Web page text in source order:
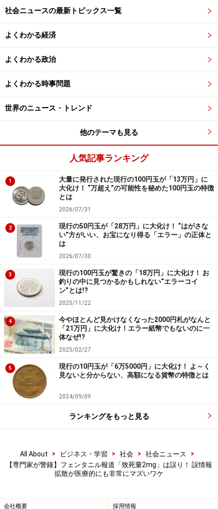
では、「致死量が2mg」というのは、どういう使い方を
ま、数字だけを取り上げても意味がありません。
という情報をどこから入手したかは定かではありません
が、そのソースは、アメリカの麻薬取締局（United
States Drug Enforcement Administration: DEA）がネット
上に公開している ”Facts About Fentanyl”という記事と
当該記事には次のような記述があります。
Two milligrams of fentanyl can be lethal
depending on a person’s body size, tolerance and
past usage. DEA analysis has found counterfeit
pills ranging from .02 to 5.1 milligrams (more than
twice the lethal dose) of fentanyl per tablet.
42% of pills tested for fentanyl contained at
least 2 mg of fentanyl, considered a potentially
lethal dose.
訳：2mgのフェンタニルは、体格、耐性、過去の使用歴
などに応じて致死量となる可能性があります。DEAの分
析では、偽造錠剤には1錠あたり0.02～5.1mg（致死量の
2倍以上）のフェンタニルが含まれていたとのことで
す。フェンタニル検査を受けた錠剤の42％に、潜在的に
致死量と考えられる2mg以上のフェンタニルが含まれて
つまり、ここで想定されている「致死量」は、錠剤を経
口摂取した場合の話です。
社会ニュースの最新トピックス一覧
よくわかる経済
よくわかる政治
よくわかる時事問題
世界のニュース・トレンド
他のテーマも見る
人気記事ランキング
1
大量に発行された現行の100円玉が「13万円」に
大化け！ “万超え”の可能性を秘めた100円玉の特徴
とは
2026/07/31
2
現行の50円玉が「28万円」に大化け！ “はがさな
い”方がいい、お宝になり得る「エラー」の正体と
は
2026/07/30
3
現行の100円玉が驚きの「18万円」に大化け！ お
釣りの中に見つかるかもしれない“エラーコイ
ン”とは!?
2025/11/22
4
今やほとんど見かけなくなった2000円札がなんと
「21万円」に大化け！エラー紙幣でもないのに一
体なぜ!?
2025/02/27
5
現行の10円玉が「6万5000円」に大化け！ よ～く
見ないと分からない、高額になる貨幣の特徴とは
2024/09/09
ランキングをもっと見る
All About > ビジネス・学習 > 社会 > 社会ニュース
>
【専門家が警鐘】フェンタニル報道「致死量2mg」は誤り！ 誤情報
拡散が医療的にも非常にマズいワケ
会社概要 採用情報